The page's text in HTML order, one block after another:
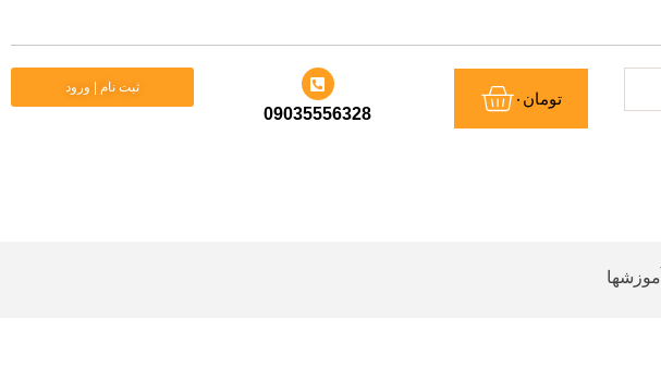
تومان ۰سبد
خرید
09035556328
ثبت نام | ورود
آموزشها